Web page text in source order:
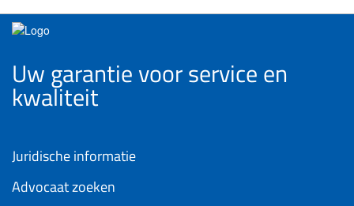
Uw garantie voor service en
kwaliteit
Juridische informatie
Advocaat zoeken